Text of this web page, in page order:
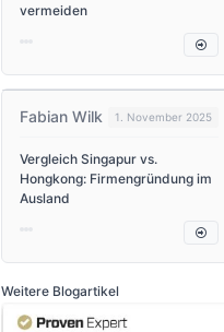
vermeiden
Fabian Wilk 1. November 2025
Vergleich Singapur vs.
Hongkong: Firmengründung im
Ausland
Weitere Blogartikel